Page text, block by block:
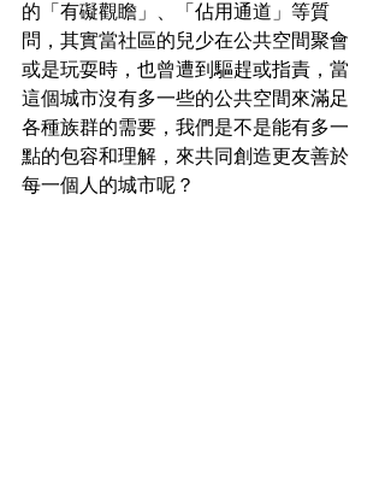
的「有礙觀瞻」、「佔用通道」等質
問，其實當社區的兒少在公共空間聚會
或是玩耍時，也曾遭到驅趕或指責，當
這個城市沒有多一些的公共空間來滿足
各種族群的需要，我們是不是能有多一
點的包容和理解，來共同創造更友善於
每一個人的城市呢？